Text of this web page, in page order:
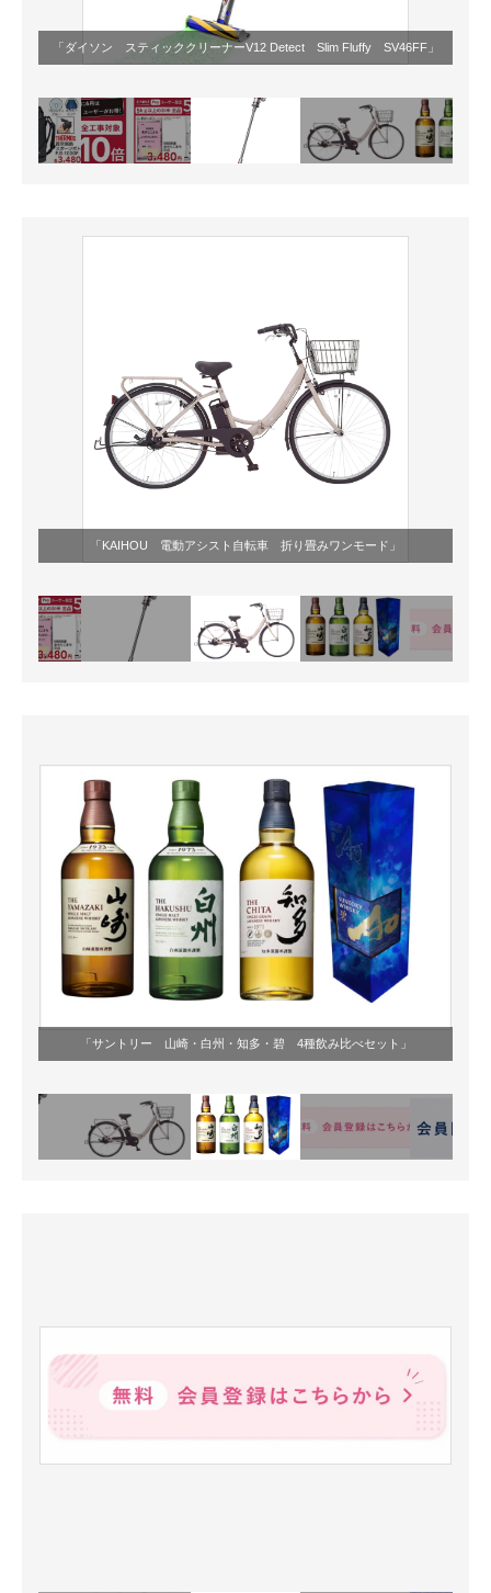
「ダイソン スティッククリーナーV12 Detect Slim Fluffy SV46FF」
「KAIHOU 電動アシスト自転車 折り畳みワンモード」
「サントリー 山崎・白州・知多・碧 4種飲み比べセット」